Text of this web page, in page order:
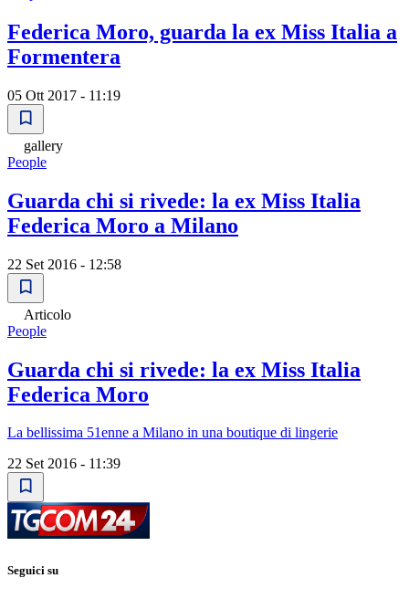
Federica Moro, guarda la ex Miss Italia a
Formentera
05 Ott 2017 - 11:19
gallery
People
Guarda chi si rivede: la ex Miss Italia
Federica Moro a Milano
22 Set 2016 - 12:58
Articolo
People
Guarda chi si rivede: la ex Miss Italia
Federica Moro
La bellissima 51enne a Milano in una boutique di lingerie
22 Set 2016 - 11:39
Seguici su